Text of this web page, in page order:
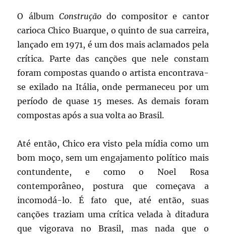
O álbum Construçãodo compositor e cantor
carioca Chico Buarque, o quinto de sua carreira,
lançado em 1971, é um dos mais aclamados pela
crítica. Parte das canções que nele constam
foram compostas quando o artista encontrava-
se exilado na Itália, onde permaneceu por um
período de quase 15 meses. As demais foram
compostas após a sua volta ao Brasil.
Até então, Chico era visto pela mídia como um
bom moço, sem um engajamento político mais
contundente, e como o Noel Rosa
contemporâneo, postura que começava a
incomodá-lo. É fato que, até então, suas
canções traziam uma crítica velada à ditadura
que vigorava no Brasil, mas nada que o